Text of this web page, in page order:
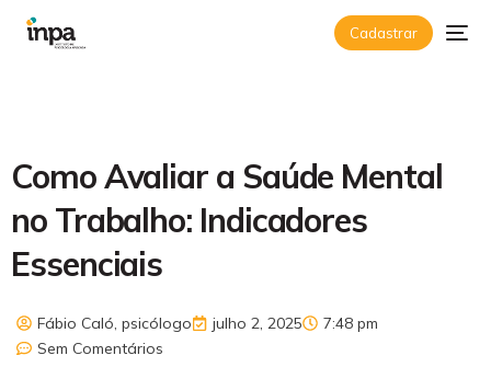
Cadastrar
Como Avaliar a Saúde Mental
no Trabalho: Indicadores
Essenciais
Fábio Caló, psicólogo julho 2, 2025
7:48 pm
Sem Comentários